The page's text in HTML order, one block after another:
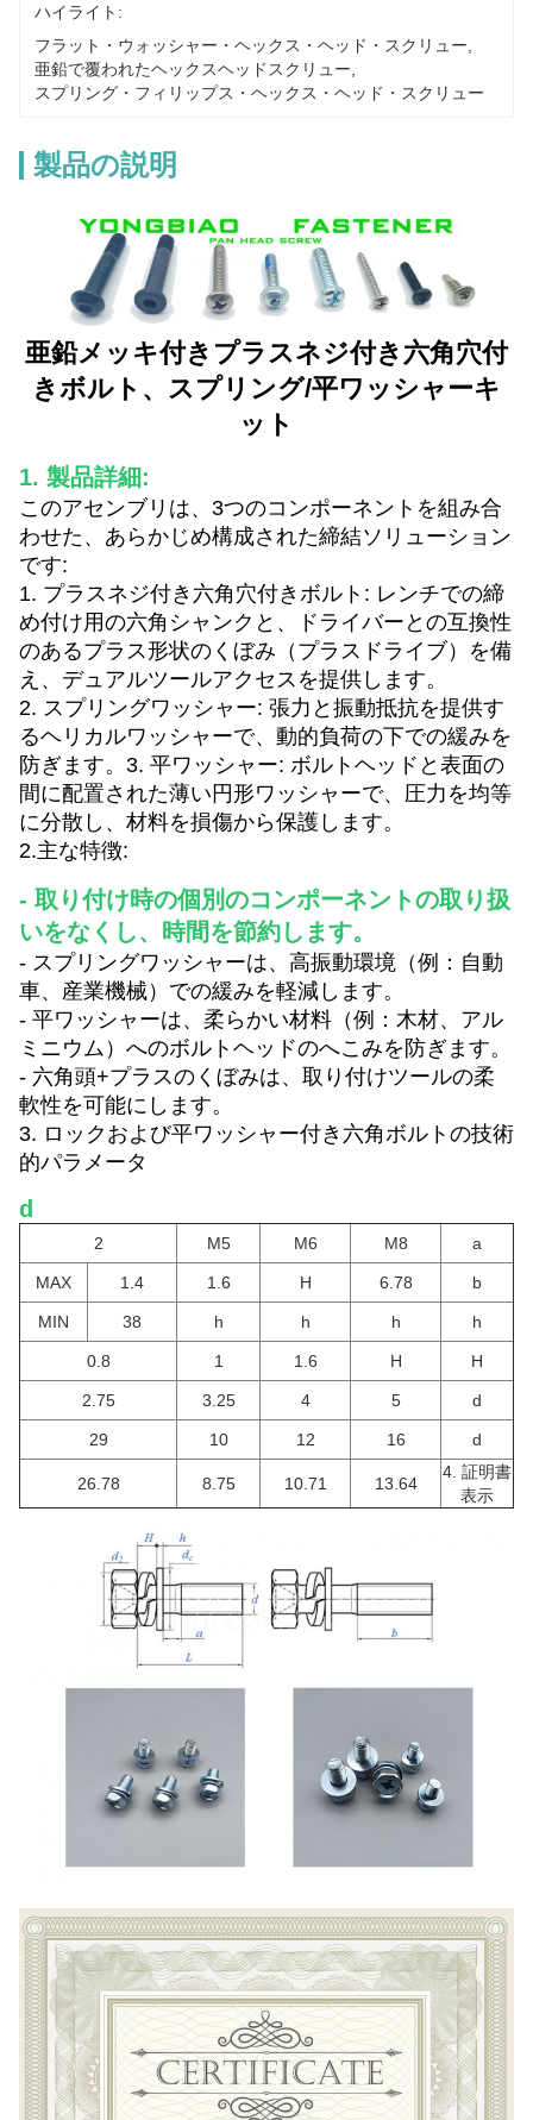
ハイライト:
フラット・ウォッシャー・ヘックス・ヘッド・スクリュー
亜鉛で覆われたヘックスヘッドスクリュー
スプリング・フィリップス・ヘックス・ヘッド・スクリュー
製品の説明
亜鉛メッキ付きプラスネジ付き六角穴付
きボルト、スプリング/平ワッシャーキ
ット
1. 製品詳細:
このアセンブリは、3つのコンポーネントを組み合
わせた、あらかじめ構成された締結ソリューション
です:
1. プラスネジ付き六角穴付きボルト: レンチでの締
め付け用の六角シャンクと、ドライバーとの互換性
のあるプラス形状のくぼみ（プラスドライブ）を備
え、デュアルツールアクセスを提供します。
2. スプリングワッシャー: 張力と振動抵抗を提供す
るヘリカルワッシャーで、 動的負荷の下での緩みを
防ぎます。 3. 平ワッシャー: ボルトヘッドと表面の
間に配置された薄い円形ワッシャーで、圧力を均等
に分散し、材料を損傷から保護します。
2.主な特徴:
- 取り付け時の個別のコンポーネントの取り扱
いをなくし、時間を節約します。
- スプリングワッシャーは、高振動環境（例：自動
車、産業機械）での緩みを軽減します。
- 平ワッシャーは、柔らかい材料（例：木材、アル
ミニウム）へのボルトヘッドのへこみを防ぎます。
- 六角頭+プラスのくぼみは、取り付けツールの柔
軟性を可能にします。
3. ロックおよび平ワッシャー付き六角ボルトの技術
的パラメータ
d
2 M5 M6 M8 a
MAX 1.4 1.6 H 6.78 b
MIN 38 h h h h
0.8 1 1.6 H H
2.75 3.25 4 5 d
29 10 12 16 d
26.78 8.75 10.71 13.64
4. 証明書
表示